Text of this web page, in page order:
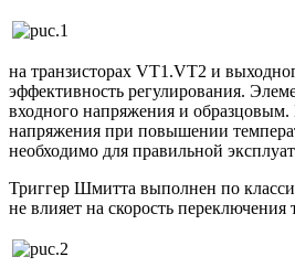
на транзисторах VT1.VT2 и
эффективность регулирования.
входного напряжения и образцовым.
напряжения при повышении
необходимо для правильной
Триггер Шмитта выполнен по
не влияет на скорость